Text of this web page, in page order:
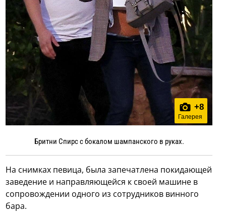
+8
Галерея
Бритни Спирс с бокалом шампанского в руках.
На снимках певица, была запечатлена покидающей
заведение и направляющейся к своей машине в
сопровождении одного из сотрудников винного
бара.